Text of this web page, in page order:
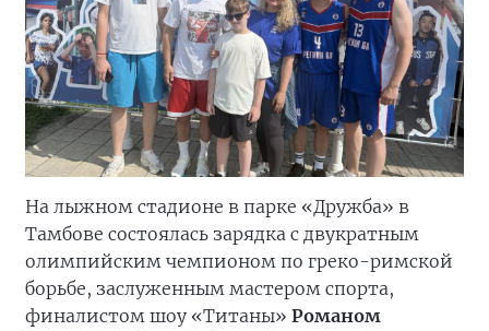
На лыжном стадионе в парке «Дружба» в
Тамбове состоялась зарядка с двукратным
олимпийским чемпионом по греко-римской
борьбе, заслуженным мастером спорта,
финалистом шоу «Титаны» Романом